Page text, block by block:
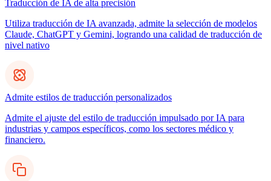
Traducción de IA de alta precisión
Utiliza traducción de IA avanzada, admite la selección de modelos
Claude, ChatGPT y Gemini, logrando una calidad de traducción de
nivel nativo
Admite estilos de traducción personalizados
Admite el ajuste del estilo de traducción impulsado por IA para
industrias y campos específicos, como los sectores médico y
financiero.